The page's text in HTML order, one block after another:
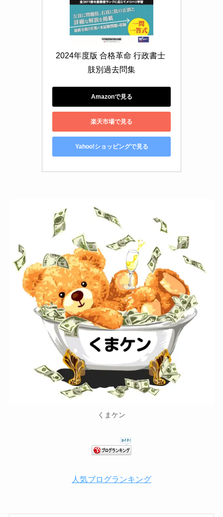
2024年度版 合格革命 行政書士
肢別過去問集
Amazonで見る
楽天市場で見る
Yahoo!ショッピングで見る
くまケン
人気ブログランキング